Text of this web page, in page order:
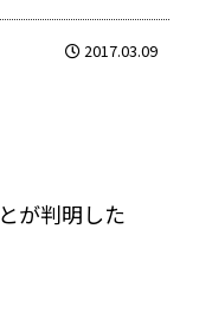
2017.03.09
が判明した